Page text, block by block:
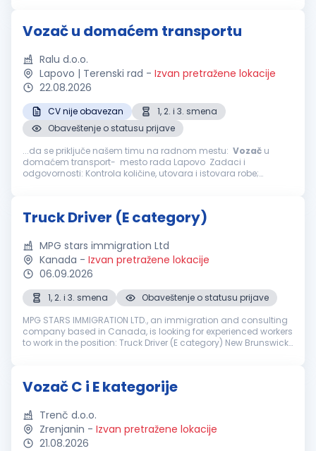
Vozač u domaćem transportu
Ralu d.o.o.
Lapovo | Terenski rad - Izvan pretražene lokacije
22.08.2026
CV nije obavezan
1, 2. i 3. smena
Obaveštenje o statusu prijave
...da se priključe našem timu na radnom mestu: Vozač u
domaćem transport- mesto rada Lapovo Zadaci i
odgovornosti: Kontrola količine, utovara i istovara robe;
Truck Driver (E category)
MPG stars immigration Ltd
Kanada - Izvan pretražene lokacije
06.09.2026
1, 2. i 3. smena
Obaveštenje o statusu prijave
MPG STARS IMMIGRATION LTD., an immigration and consulting
company based in Canada, is looking for experienced workers
to work in the position: Truck Driver (E category) New Brunswick,
Vozač C i E kategorije
Trenč d.o.o.
Zrenjanin - Izvan pretražene lokacije
21.08.2026